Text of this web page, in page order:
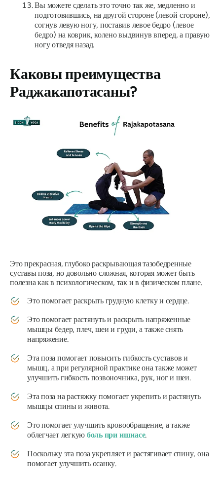
Вы можете сделать это точно так же, медленно и
подготовившись, на другой стороне (левой стороне),
согнув левую ногу, поставив левое бедро (левое
бедро) на коврик, колено выдвинув вперед, а правую
ногу отведя назад.
Каковы преимущества
Раджакапотасаны?
Это прекрасная, глубоко раскрывающая тазобедренные
суставы поза, но довольно сложная, которая может быть
полезна как в психологическом, так и в физическом плане.
Это помогает раскрыть грудную клетку и сердце.
Это помогает растянуть и раскрыть напряженные
мышцы бедер, плеч, шеи и груди, а также снять
напряжение.
Эта поза помогает повысить гибкость суставов и
мышц, а при регулярной практике она также может
улучшить гибкость позвоночника, рук, ног и шеи.
Эта поза на растяжку помогает укрепить и растянуть
мышцы спины и живота.
Это помогает улучшить кровообращение, а также
облегчает легкую боль при ишиасе.
Поскольку эта поза укрепляет и растягивает спину, она
помогает улучшить осанку.